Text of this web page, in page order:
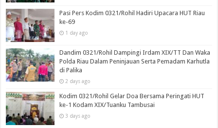
Pasi Pers Kodim 0321/Rohil Hadiri Upacara HUT Riau
ke-69
1 day ago
Dandim 0321/Rohil Dampingi Irdam XIX/TT Dan Waka
Polda Riau Dalam Peninjauan Serta Pemadam Karhutla
di Palika
2 days ago
Kodim 0321/Rohil Gelar Doa Bersama Peringati HUT
ke-1 Kodam XIX/Tuanku Tambusai
3 days ago